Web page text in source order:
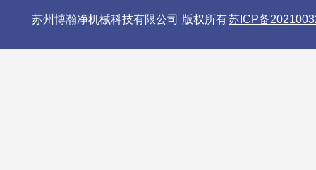
苏州博瀚净机械科技有限公司 版权所有苏ICP备